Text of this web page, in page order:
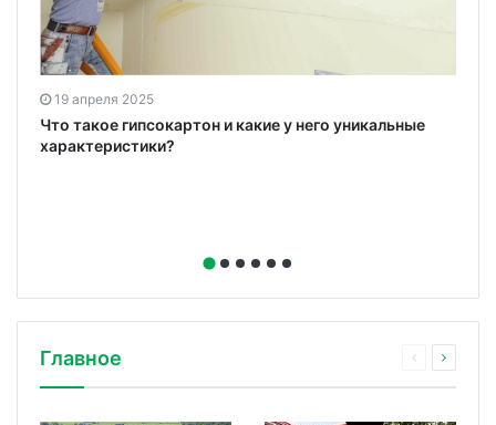
19 апреля 2025
Что такое гипсокартон и какие у него уникальные
характеристики?
Главное